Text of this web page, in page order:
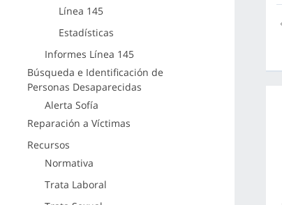
Línea 145
Estadísticas
Informes Línea 145
Búsqueda e Identificación de
Personas Desaparecidas
Alerta Sofía
Reparación a Víctimas
Recursos
Normativa
Trata Laboral